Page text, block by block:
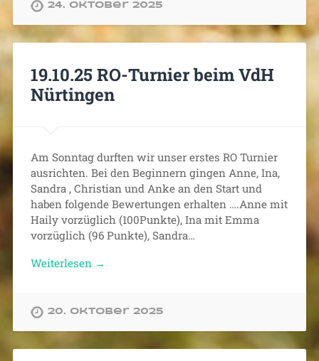
24. Oktober 2025
19.10.25 RO-Turnier beim VdH
Nürtingen
Am Sonntag durften wir unser erstes RO Turnier
ausrichten. Bei den Beginnern gingen Anne, Ina,
Sandra , Christian und Anke an den Start und
haben folgende Bewertungen erhalten ….Anne mit
Haily vorzüglich (100Punkte), Ina mit Emma
vorzüglich (96 Punkte), Sandra…
Weiterlesen →
20. Oktober 2025